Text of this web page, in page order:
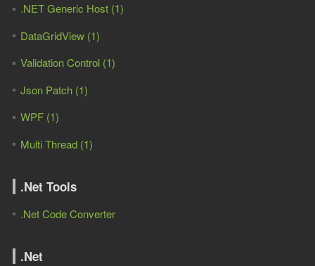
.NET Generic Host (1)
DataGridView (1)
Validation Control (1)
Json Patch (1)
WPF (1)
Multi Thread (1)
.Net Tools
.Net Code Converter
.Net